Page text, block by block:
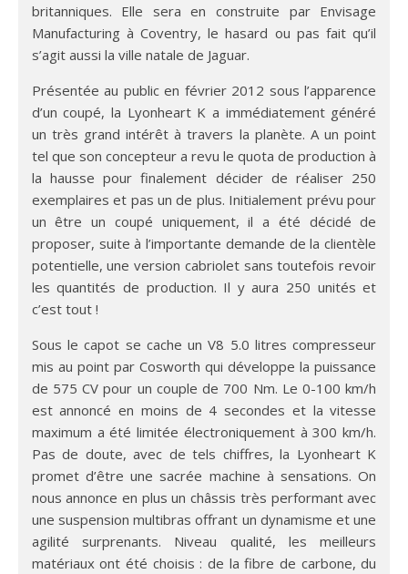
britanniques. Elle sera en construite par Envisage
Manufacturing à Coventry, le hasard ou pas fait qu’il
s’agit aussi la ville natale de Jaguar.
Présentée au public en février 2012 sous l’apparence
d’un coupé, la Lyonheart K a immédiatement généré
un très grand intérêt à travers la planète. A un point
tel que son concepteur a revu le quota de production à
la hausse pour finalement décider de réaliser 250
exemplaires et pas un de plus. Initialement prévu pour
un être un coupé uniquement, il a été décidé de
proposer, suite à l’importante demande de la clientèle
potentielle, une version cabriolet sans toutefois revoir
les quantités de production. Il y aura 250 unités et
c’est tout !
Sous le capot se cache un V8 5.0 litres compresseur
mis au point par Cosworth qui développe la puissance
de 575 CV pour un couple de 700 Nm. Le 0-100 km/h
est annoncé en moins de 4 secondes et la vitesse
maximum a été limitée électroniquement à 300 km/h.
Pas de doute, avec de tels chiffres, la Lyonheart K
promet d’être une sacrée machine à sensations. On
nous annonce en plus un châssis très performant avec
une suspension multibras offrant un dynamisme et une
agilité surprenants. Niveau qualité, les meilleurs
matériaux ont été choisis : de la fibre de carbone, du